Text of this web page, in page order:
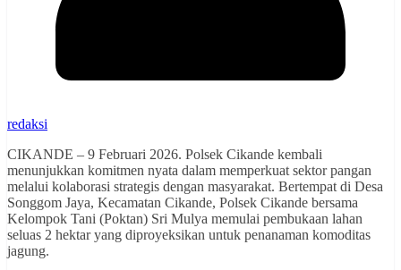
redaksi
CIKANDE – 9 Februari 2026. Polsek Cikande kembali
menunjukkan komitmen nyata dalam memperkuat sektor pangan
melalui kolaborasi strategis dengan masyarakat. Bertempat di Desa
Songgom Jaya, Kecamatan Cikande, Polsek Cikande bersama
Kelompok Tani (Poktan) Sri Mulya memulai pembukaan lahan
seluas 2 hektar yang diproyeksikan untuk penanaman komoditas
jagung.